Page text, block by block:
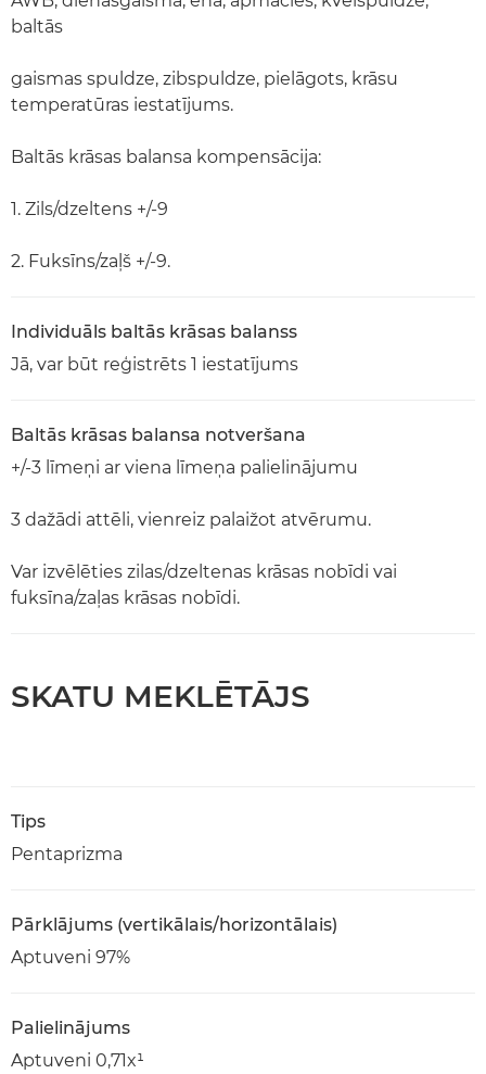
baltās
gaismas spuldze, zibspuldze, pielāgots, krāsu
temperatūras iestatījums.
Baltās krāsas balansa kompensācija:
1. Zils/dzeltens +/-9
2. Fuksīns/zaļš +/-9.
Individuāls baltās krāsas balanss
Jā, var būt reģistrēts 1 iestatījums
Baltās krāsas balansa notveršana
+/-3 līmeņi ar viena līmeņa palielinājumu
3 dažādi attēli, vienreiz palaižot atvērumu.
Var izvēlēties zilas/dzeltenas krāsas nobīdi vai
fuksīna/zaļas krāsas nobīdi.
SKATU MEKLĒTĀJS
Tips
Pentaprizma
Pārklājums (vertikālais/horizontālais)
Aptuveni 97%
Palielinājums
Aptuveni 0,71x¹